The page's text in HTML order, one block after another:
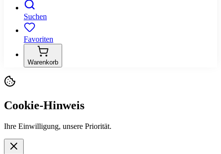
Suchen
Favoriten
Warenkorb
Cookie-Hinweis
Ihre Einwilligung, unsere Priorität.